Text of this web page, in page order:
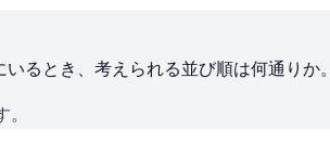
るとき、考えられる並び順は何通りか。